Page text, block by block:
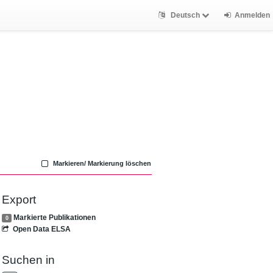
Deutsch Anmelden
Markieren/ Markierung löschen
Export
0
Markierte Publikationen
Open Data ELSA
Suchen in